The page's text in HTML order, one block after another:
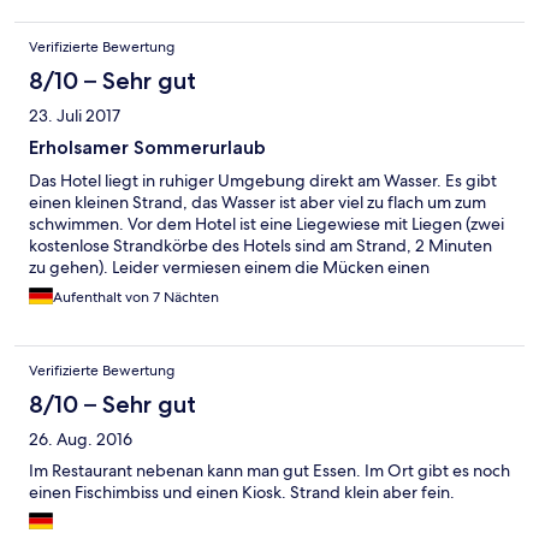
Verifizierte Bewertung
8/10 – Sehr gut
23. Juli 2017
Erholsamer Sommerurlaub
Das Hotel liegt in ruhiger Umgebung direkt am Wasser. Es gibt
einen kleinen Strand, das Wasser ist aber viel zu flach um zum
schwimmen. Vor dem Hotel ist eine Liegewiese mit Liegen (zwei
kostenlose Strandkörbe des Hotels sind am Strand, 2 Minuten
zu gehen). Leider vermiesen einem die Mücken einen
angenehmen Aufenthalt. Frühstück ist in Ordnung (Buffet,
Kaffeeautomat). Das Personal ist sehr freundlich und hilfsbereit.
Hafen. Zum Glück gab es ein Mückengitter! Nachts sehr ruhig!
Nebenan ist ein Restaurant (ok), sonst gib es nur noch einen
Fischimbiss und einen kleinen Laden mit ein paar Tischen davor.
Ansonsten muss man die Lokale in den umliegenden Orten oder
in Stralsund nutzen. Leider gab es tagsüber keine Möglichkeit
sich einen Tee oder einen Kaffee zu kochen, das wäre ein nettes
Angebot gewesen.
Aufenthalt von 7 Nächten
Verifizierte Bewertung
8/10 – Sehr gut
26. Aug. 2016
Im Restaurant nebenan kann man gut Essen. Im Ort gibt es noch
einen Fischimbiss und einen Kiosk. Strand klein aber fein.